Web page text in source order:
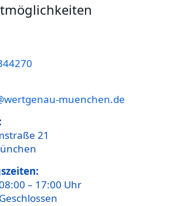
muenchen.de
21
– 17:00 Uhr